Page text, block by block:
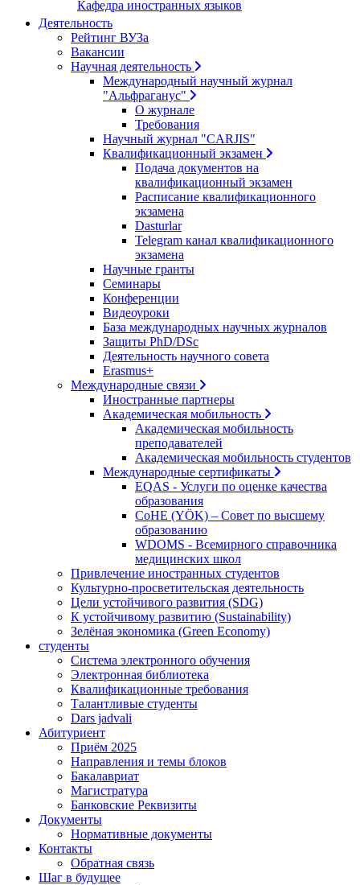
Кафедра иностранных языков
Деятельность
Рейтинг ВУЗа
Вакансии
Научная деятельность
Международный научный журнал
"Альфраганус"
О журнале
Требования
Научный журнал "CARJIS"
Квалификационный экзамен
Подача документов на
квалификационный экзамен
Расписание квалификационного
экзамена
Dasturlar
Telegram канал квалификационного
экзамена
Научные гранты
Семинары
Конференции
Видеоуроки
База международных научных журналов
Защиты PhD/DSc
Деятельность научного совета
Erasmus+
Международные связи
Иностранные партнеры
Академическая мобильность
Академическая мобильность
преподавателей
Академическая мобильность студентов
Международные сертификаты
EQAS - Услуги по оценке качества
образования
CoHE (YÖK) – Совет по высшему
образованию
WDOMS - Всемирного справочника
медицинских школ
Привлечение иностранных студентов
Культурно-просветительская деятельность
Цели устойчивого развития (SDG)
К устойчивому развитию (Sustainability)
Зелёная экономика (Green Economy)
студенты
Система электронного обучения
Электронная библиотека
Квалификационные требования
Талантливые студенты
Dars jadvali
Абитуриент
Приём 2025
Направления и темы блоков
Бакалавриат
Магистратура
Банковские Реквизиты
Документы
Нормативные документы
Контакты
Обратная связь
Шаг в будущее